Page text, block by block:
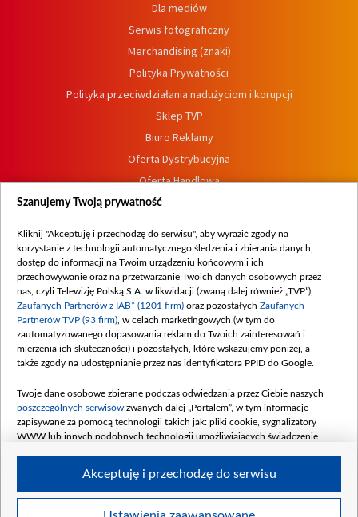
Dla mediów
Serwis fotograficzny
Merchandising (znaki)
Polityka Prywatności
Polityka przeciwdziałania nadużyciom i korupcji
Sklep TVP
Biuro Reklamy
Oferta Dystrybucyjna
Oferta Handlowa
Dostępność
Procedura zgłoszeń wewnętrznych
Szanujemy Twoją prywatność
Kliknij "Akceptuję i przechodzę do serwisu", aby wyrazić zgody na
korzystanie z technologii automatycznego śledzenia i zbierania danych,
dostęp do informacji na Twoim urządzeniu końcowym i ich
przechowywanie oraz na przetwarzanie Twoich danych osobowych przez
nas, czyli Telewizję Polską S.A. w likwidacji (zwaną dalej również „TVP”),
Zaufanych Partnerów z IAB* (1201 firm) oraz pozostałych Zaufanych
Partnerów TVP (93 firm) , w celach marketingowych (w tym do
zautomatyzowanego dopasowania reklam do Twoich zainteresowań i
mierzenia ich skuteczności) i pozostałych, które wskazujemy poniżej, a
także zgody na udostępnianie przez nas identyfikatora PPID do Google.
Twoje dane osobowe zbierane podczas odwiedzania przez Ciebie naszych
poszczególnych serwisów zwanych dalej „Portalem”, w tym informacje
zapisywane za pomocą technologii takich jak: pliki cookie, sygnalizatory
WWW lub innych podobnych technologii umożliwiających świadczenie
Twoje dane osobowe zbierane podczas odwiedzania przez Ciebie
Akceptuję i przechodzę do serwisu